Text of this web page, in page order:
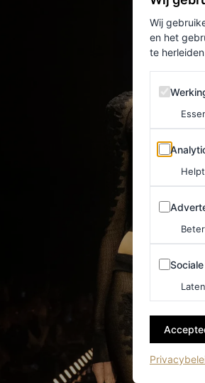
Wij
en het
te
Werking
Analytics
Sociale